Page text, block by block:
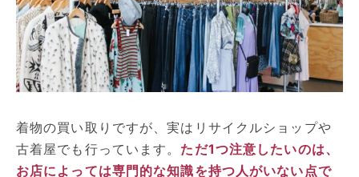
着物の買い取りですが、実はリサイクルショップや
古着屋でも行っています。 ただ1つ注意したいのは、
お店によっては専門的な知識を持つ人がいない点で